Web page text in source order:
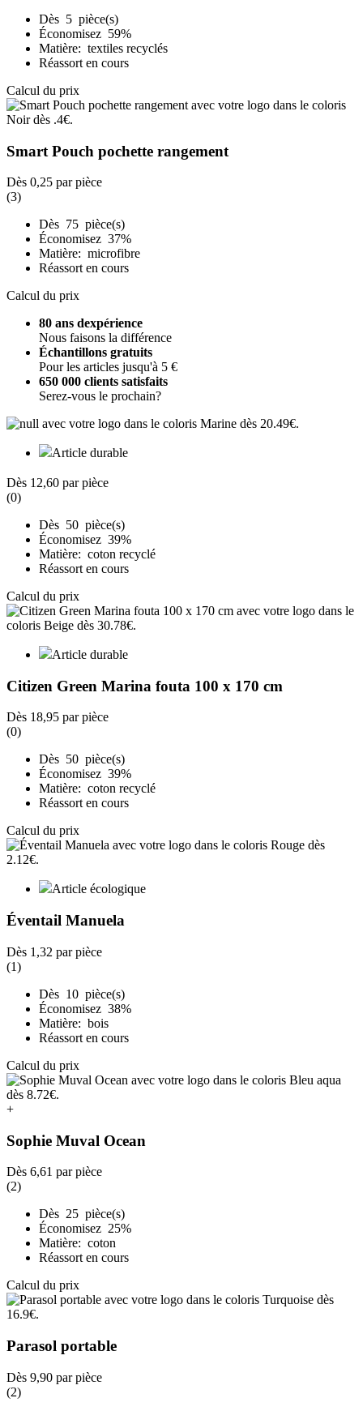
Dès 5 pièce(s)
Économisez 59%
Matière: textiles recyclés
Réassort en cours
Calcul du prix
Smart Pouch pochette rangement
Dès 0,25 par pièce
(3)
Dès 75 pièce(s)
Économisez 37%
Matière: microfibre
Réassort en cours
Calcul du prix
80 ans dexpérience
Nous faisons la différence
Échantillons gratuits
Pour les articles jusqu'à 5 €
650 000 clients satisfaits
Serez-vous le prochain?
Article durable
Dès 12,60 par pièce
(0)
Dès 50 pièce(s)
Économisez 39%
Matière: coton recyclé
Réassort en cours
Calcul du prix
Article durable
Citizen Green Marina fouta 100 x 170 cm
Dès 18,95 par pièce
(0)
Dès 50 pièce(s)
Économisez 39%
Matière: coton recyclé
Réassort en cours
Calcul du prix
Article écologique
Éventail Manuela
Dès 1,32 par pièce
(1)
Dès 10 pièce(s)
Économisez 38%
Matière: bois
Réassort en cours
Calcul du prix
+
Sophie Muval Ocean
Dès 6,61 par pièce
(2)
Dès 25 pièce(s)
Économisez 25%
Matière: coton
Réassort en cours
Calcul du prix
Parasol portable
Dès 9,90 par pièce
(2)